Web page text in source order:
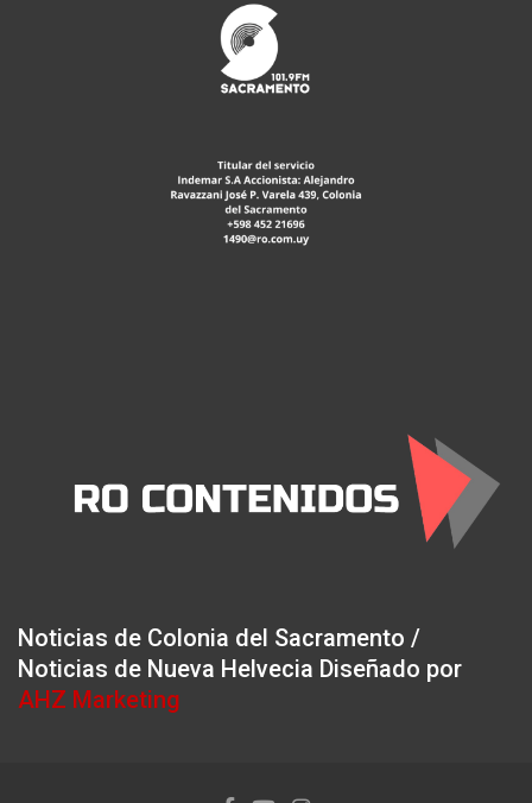
Noticias de Colonia del Sacramento /
Noticias de Nueva Helvecia Diseñado por
AHZ Marketing